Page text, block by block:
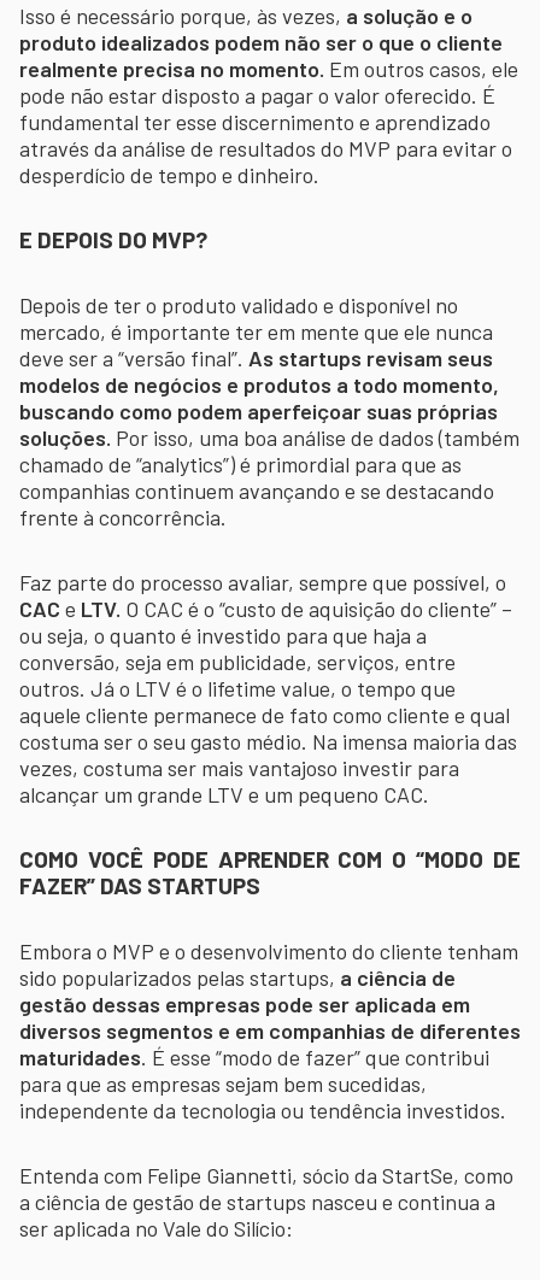
Isso é necessário porque, às vezes, a solução e o
produto idealizados podem não ser o que o cliente
realmente precisa no momento. Em outros casos, ele
pode não estar disposto a pagar o valor oferecido. É
fundamental ter esse discernimento e aprendizado
através da análise de resultados do MVP para evitar o
desperdício de tempo e dinheiro.
E DEPOIS DO MVP?
Depois de ter o produto validado e disponível no
mercado, é importante ter em mente que ele nunca
deve ser a “versão final”. As startups revisam seus
modelos de negócios e produtos a todo momento,
buscando como podem aperfeiçoar suas próprias
soluções. Por isso, uma boa análise de dados (também
chamado de “analytics”) é primordial para que as
companhias continuem avançando e se destacando
frente à concorrência.
Faz parte do processo avaliar, sempre que possível, o
CAC e LTV. O CAC é o “custo de aquisição do cliente” –
ou seja, o quanto é investido para que haja a
conversão, seja em publicidade, serviços, entre
outros. Já o LTV é o lifetime value, o tempo que
aquele cliente permanece de fato como cliente e qual
costuma ser o seu gasto médio. Na imensa maioria das
vezes, costuma ser mais vantajoso investir para
alcançar um grande LTV e um pequeno CAC.
COMO VOCÊ PODE APRENDER COM O “MODO DE
FAZER” DAS STARTUPS
Embora o MVP e o desenvolvimento do cliente tenham
sido popularizados pelas startups, a ciência de
gestão dessas empresas pode ser aplicada em
diversos segmentos e em companhias de diferentes
maturidades. É esse “modo de fazer” que contribui
para que as empresas sejam bem sucedidas,
independente da tecnologia ou tendência investidos.
Entenda com Felipe Giannetti, sócio da StartSe, como
a ciência de gestão de startups nasceu e continua a
ser aplicada no Vale do Silício: